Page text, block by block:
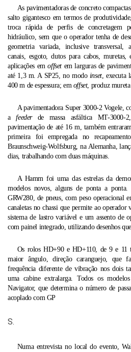
As pavimentadoras de concreto
salto gigantesco em termos de
troca rápida de perfis de concretagem
hidráulico, sem que o operador tenha de
geometria variada, inclusive transversal,
canais, esgoto, dutos para cabos,
aplicações emoffset em larguras de
até 1,3 m. A SP25, no modo inset, executa
400 m de espessura; em offset, produz
A pavimentadora Super 3000-2 Vogele,
afeederde massa asfáltica MT-3000-
pavimentação de até 16 m, também
primeira foi empregada no
Braunschweig-Wolfsburg, na Alemanha,
dias, trabalhando com duas máquinas.
A Hamm foi uma das estrelas da
modelos novos, alguns de ponta a
GRW280, de pneus, com peso operacional
canaletas no chassi que permite ao operador
sistema de lastro variável e um assento de
com painel integrado, utilizando desenhos
Os rolos HD+90 e HD+110, de 9 e 11
maior ângulo, direção caranguejo, que
frequência diferente de vibração nos dois
uma cabine extralarga. Todos os
Navigator, que determina o número de
acoplado com GP
S.
Numa entrevista no local do evento,